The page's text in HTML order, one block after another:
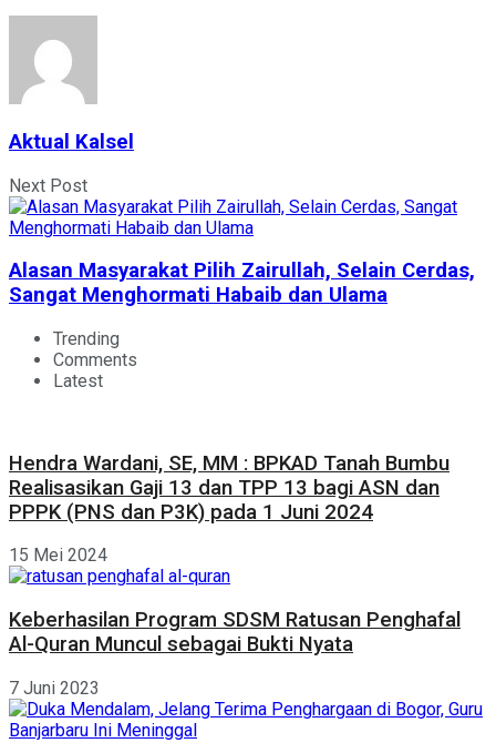
Aktual Kalsel
Next Post
Alasan Masyarakat Pilih Zairullah, Selain Cerdas,
Sangat Menghormati Habaib dan Ulama
Trending
Comments
Latest
Hendra Wardani, SE, MM : BPKAD Tanah Bumbu
Realisasikan Gaji 13 dan TPP 13 bagi ASN dan
PPPK (PNS dan P3K) pada 1 Juni 2024
15 Mei 2024
Keberhasilan Program SDSM Ratusan Penghafal
Al-Quran Muncul sebagai Bukti Nyata
7 Juni 2023